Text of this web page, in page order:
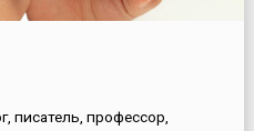
писатель, профессор,